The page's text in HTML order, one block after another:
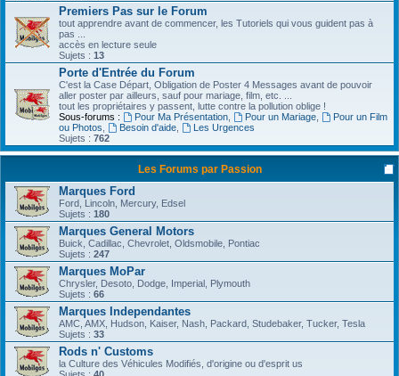
Premiers Pas sur le Forum
tout apprendre avant de commencer, les Tutoriels qui vous guident pas à
pas ...
accès en lecture seule
Sujets : 13
Porte d'Entrée du Forum
C'est la Case Départ, Obligation de Poster 4 Messages avant de pouvoir
aller poster par ailleurs, sauf pour mariage, film, etc. ...
tout les propriétaires y passent, lutte contre la pollution oblige !
Sous-forums :
Pour Ma Présentation, Pour un Mariage,
Pour un Film
ou Photos
Besoin d'aide,
Les Urgences
Sujets : 762
Les Forums par Passion
Marques Ford
Ford, Lincoln, Mercury, Edsel
Sujets : 180
Marques General Motors
Buick, Cadillac, Chevrolet, Oldsmobile, Pontiac
Sujets : 247
Marques MoPar
Chrysler, Desoto, Dodge, Imperial, Plymouth
Sujets : 66
Marques Independantes
AMC, AMX, Hudson, Kaiser, Nash, Packard, Studebaker, Tucker, Tesla
Sujets : 33
Rods n' Customs
la Culture des Véhicules Modifiés, d'origine ou d'esprit us